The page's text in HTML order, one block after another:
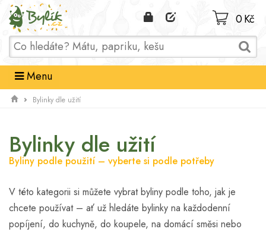
Domů
0 Kč
Menu
Bylinky dle užití
Bylinky dle užití
Byliny podle použití – vyberte si podle potřeby
V této kategorii si můžete vybrat byliny podle toho, jak je
chcete používat – ať už hledáte bylinky na každodenní
popíjení, do kuchyně, do koupele, na domácí směsi nebo